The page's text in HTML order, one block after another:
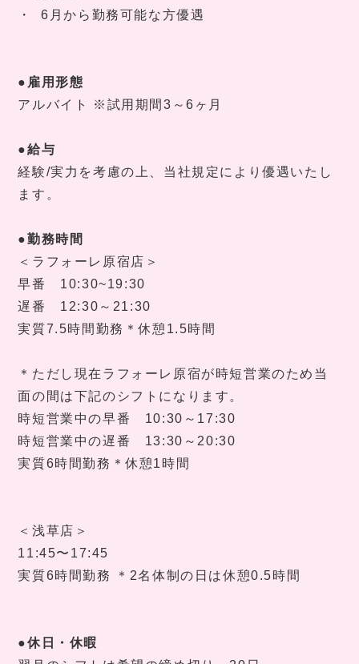
・
6 月から勤務可能な方優遇
●雇用形態
アルバイト
※試用期間 3 ～6 ヶ月
●給与
経験/実力を考慮の上、当社規定により優遇いたし
ます。
●勤務時間
＜ラフォーレ原宿店＞
早番 10:30~19:30
遅番 12:30 ～ 21:30
実質7.5時間勤務＊休憩 1.5時間
＊ただし現在ラフォーレ原宿が時短営業のため当
面の間は下記のシフトになります。
時短営業中の早番 10:30 ～ 17:30
時短営業中の遅番 13:30 ～ 20:30
実質6時間勤務＊休憩1 時間
＜浅草店＞
11:45〜 17:45
実質6時間勤務 ＊ 2名体制の日は休憩0.5時間
●休日・休暇